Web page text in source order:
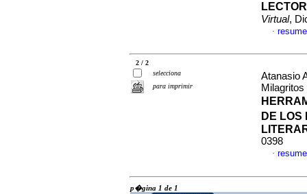
Virtual,
·
2 / 2
selecciona
para imprimir
Atanasio
DE
0398
·
p�gina 1 de 1